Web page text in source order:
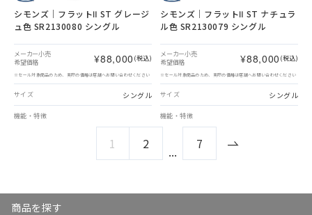
シモンズ｜フラットⅡ ST グレージ
ュ色 SR2130080 シングル
メーカー小売
希望価格
¥88,000 (税込)
※セール対象商品のため、実際の価格は店舗へお問い合わせください
サイズ シングル
機能・特徴
シモンズ｜フラットⅡ ST ナチュラ
ル色 SR2130079 シングル
メーカー小売
希望価格
¥88,000 (税込)
※セール対象商品のため、実際の価格は店舗へお問い合わせください
サイズ シングル
機能・特徴
1 2 ... 7
商品を探す